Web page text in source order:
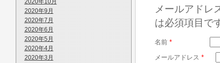
2020年10月
2020年9月
2020年7月
2020年6月
2020年5月
2020年4月
2020年3月
メールアドレ
は必須項目で
名前 *
メールアドレス *